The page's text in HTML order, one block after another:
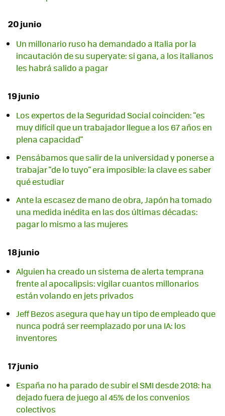
20 junio
Un millonario ruso ha demandado a Italia por la
incautación de su superyate: si gana, a los italianos
les habrá salido a pagar
19 junio
Los expertos de la Seguridad Social coinciden: "es
muy difícil que un trabajador llegue a los 67 años en
plena capacidad"
Pensábamos que salir de la universidad y ponerse a
trabajar "de lo tuyo" era imposible: la clave es saber
qué estudiar
Ante la escasez de mano de obra, Japón ha tomado
una medida inédita en las dos últimas décadas:
pagar lo mismo a las mujeres
18 junio
Alguien ha creado un sistema de alerta temprana
frente al apocalipsis: vigilar cuantos millonarios
están volando en jets privados
Jeff Bezos asegura que hay un tipo de empleado que
nunca podrá ser reemplazado por una IA: los
inventores
17 junio
España no ha parado de subir el SMI desde 2018: ha
dejado fuera de juego al 45% de los convenios
colectivos